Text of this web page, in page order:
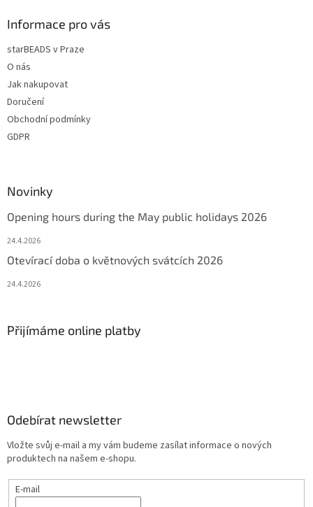
Informace pro vás
starBEADS v Praze
O nás
Jak nakupovat
Doručení
Obchodní podmínky
GDPR
Novinky
Opening hours during the May public holidays 2026
24.4.2026
Otevírací doba o květnových svátcích 2026
24.4.2026
Přijímáme online platby
Odebírat newsletter
Vložte svůj e-mail a my vám budeme zasílat informace o nových
produktech na našem e-shopu.
E-mail